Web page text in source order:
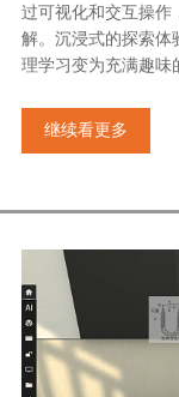
过可视化和交互操作
解。沉浸式的探索体
理学习变为充满趣味
继续看更多